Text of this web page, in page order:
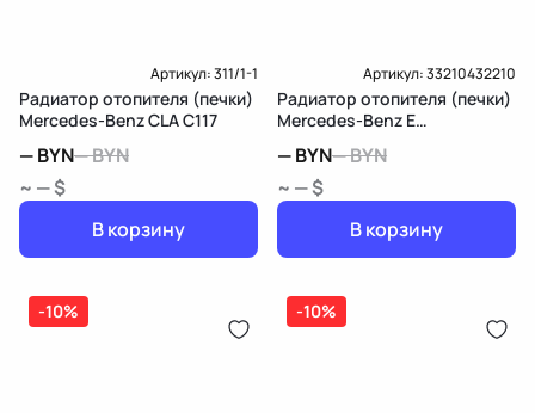
Артикул:311/1-1
Радиатор отопителя (печки)
Mercedes-Benz CLA C117
—BYN—BYN
~ — $
В корзину
Артикул:33210432210
Радиатор отопителя (печки)
Mercedes-Benz E
—BYN—BYN
~ — $
В корзину
-10% -10%